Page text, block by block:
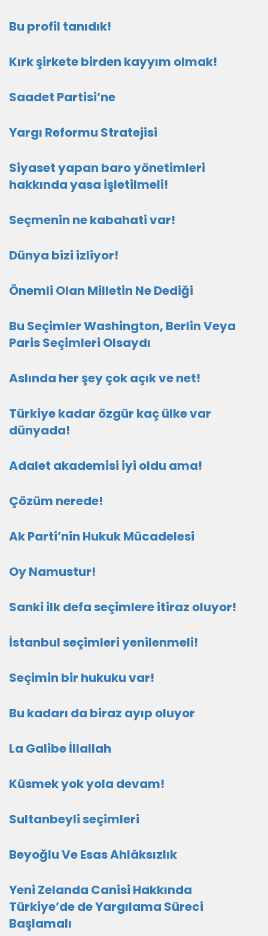
Bu profil tanıdık!
Kırk şirkete birden kayyım olmak!
Saadet Partisi’ne
Yargı Reformu Stratejisi
Siyaset yapan baro yönetimleri
hakkında yasa işletilmeli!
Seçmenin ne kabahati var!
Dünya bizi izliyor!
Önemli Olan Milletin Ne Dediği
Bu Seçimler Washington, Berlin Veya
Paris Seçimleri Olsaydı
Aslında her şey çok açık ve net!
Türkiye kadar özgür kaç ülke var
dünyada!
Adalet akademisi iyi oldu ama!
Çözüm nerede!
Ak Parti’nin Hukuk Mücadelesi
Oy Namustur!
Sanki ilk defa seçimlere itiraz oluyor!
İstanbul seçimleri yenilenmeli!
Seçimin bir hukuku var!
Bu kadarı da biraz ayıp oluyor
La Galibe İllallah
Küsmek yok yola devam!
Sultanbeyli seçimleri
Beyoğlu Ve Esas Ahlâksızlık
Yeni Zelanda Canisi Hakkında
Türkiye’de de Yargılama Süreci
Başlamalı